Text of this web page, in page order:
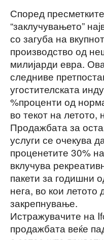
Според
“заклучувањето”
со загуба на
производство од
милијарди евра.
следниве
угостителската
%проценти од
во текот на летото,
Продажбата за
услуги се очекува
проценетите 30%
вклучува
пакети за годишни
нега, во кои летото
закрепнување.
Истражувачите на
продажбата веќе